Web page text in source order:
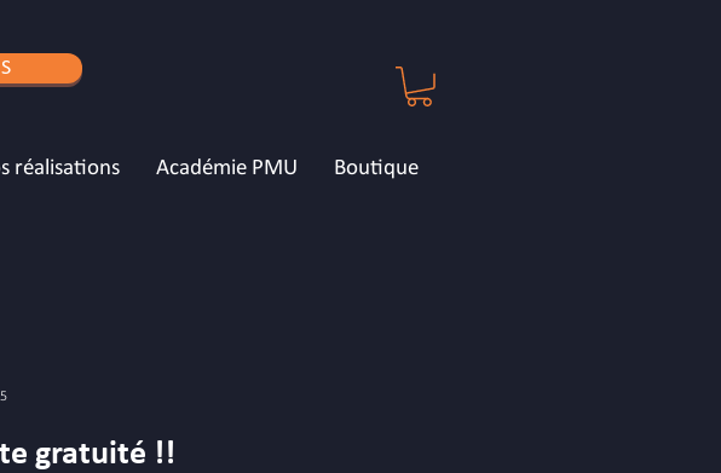
réalisations Académie PMU Boutique
gratuité !!